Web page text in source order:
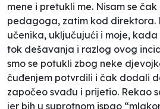
mene i pretukli me. Nisam se
pedagoga, zatim kod direktora.
učenika, uključujući i moje,
tok dešavanja i razlog ovog
smo se potukli zbog neke
čuđenjem potvrdili i čak dodali
započeo svađu i prijetio. Rekao
jer bih u suprotnom ispao